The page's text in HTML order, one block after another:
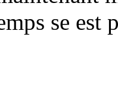
se est